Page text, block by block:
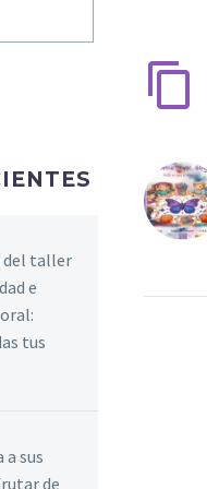
del taller
e
tus
a sus
de